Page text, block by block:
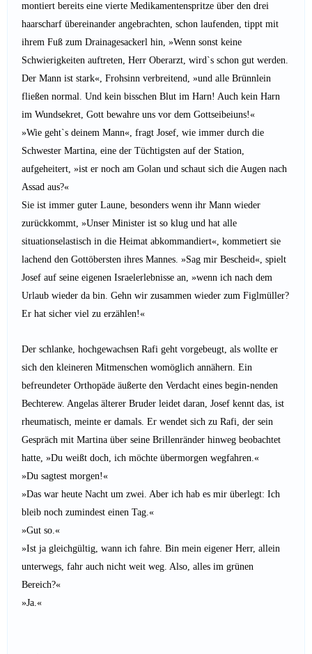
montiert bereits eine vierte Medikamentenspritze über den drei
haarscharf übereinander angebrachten, schon laufenden, tippt mit
ihrem Fuß zum Drainagesackerl hin, »Wenn sonst keine
Schwierigkeiten auftreten, Herr Oberarzt, wird`s schon gut werden.
Der Mann ist stark«, Frohsinn verbreitend, »und alle Brünnlein
fließen normal. Und kein bisschen Blut im Harn! Auch kein Harn
im Wundsekret, Gott bewahre uns vor dem Gottseibeiuns!«
»Wie geht`s deinem Mann«, fragt Josef, wie immer durch die
Schwester Martina, eine der Tüchtigsten auf der Station,
aufgeheitert, »ist er noch am Golan und schaut sich die Augen nach
Assad aus?«
Sie ist immer guter Laune, besonders wenn ihr Mann wieder
zurückkommt, »Unser Minister ist so klug und hat alle
situationselastisch in die Heimat abkommandiert«, kommetiert sie
lachend den Gottöbersten ihres Mannes. »Sag mir Bescheid«, spielt
Josef auf seine eigenen Israelerlebnisse an, »wenn ich nach dem
Urlaub wieder da bin. Gehn wir zusammen wieder zum Figlmüller?
Er hat sicher viel zu erzählen!«
Der schlanke, hochgewachsen Rafi geht vorgebeugt, als wollte er
sich den kleineren Mitmenschen womöglich annähern. Ein
befreundeter Orthopäde äußerte den Verdacht eines begin-nenden
Bechterew. Angelas älterer Bruder leidet daran, Josef kennt das, ist
rheumatisch, meinte er damals. Er wendet sich zu Rafi, der sein
Gespräch mit Martina über seine Brillenränder hinweg beobachtet
hatte, »Du weißt doch, ich möchte übermorgen wegfahren.«
»Du sagtest morgen!«
»Das war heute Nacht um zwei. Aber ich hab es mir überlegt: Ich
bleib noch zumindest einen Tag.«
»Gut so.«
»Ist ja gleichgültig, wann ich fahre. Bin mein eigener Herr, allein
unterwegs, fahr auch nicht weit weg. Also, alles im grünen
Bereich?«
»Ja.«